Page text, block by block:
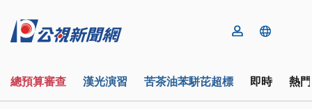
總預算審查 漢光演習 苦茶油苯駢芘超標 即時 熱